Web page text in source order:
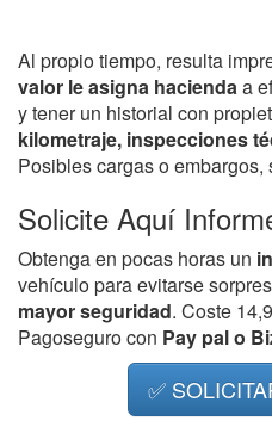
Al propio tiempo, resulta
valor le asigna haciendaa
y tener un historial con
kilometraje, inspecciones
Posibles cargas o embargos,
Solicite Aquí
Obtenga en pocas horas un
vehículo para evitarse
mayor seguridad. Coste
Pagoseguro con Pay pal o
✅